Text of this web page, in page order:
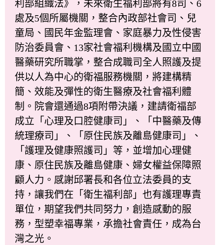
利部組織法》，未來衛生福利部將有8司、6
處及5個所屬機關，整合內政部社會司、兒
童局、國民年金監理會、家庭暴力及性侵害
防治委員會、13家社會福利機構及國立中國
醫藥研究所職掌，整合成職司全人照護及提
供以人為中心的衛福服務機關，將建構精
簡、效能及彈性的衛生醫療及社會福利體
制。院會還通過8項附帶決議，建請衛福部
成立「心理及口腔健康司」、「中醫藥及傳
統理療司」、「原住民族及離島健康司」、
「護理及健康照護司」等，並增加心理健
康、原住民族及離島健康、婦女權益保障照
顧人力。感謝邱署長和各位立法委員的支
持，讓我們在「衛生福利部」也有護理專責
單位，期望我們共同努力，創造感動的服
務，型塑幸福專業，承擔社會責任，成為台
灣之光。